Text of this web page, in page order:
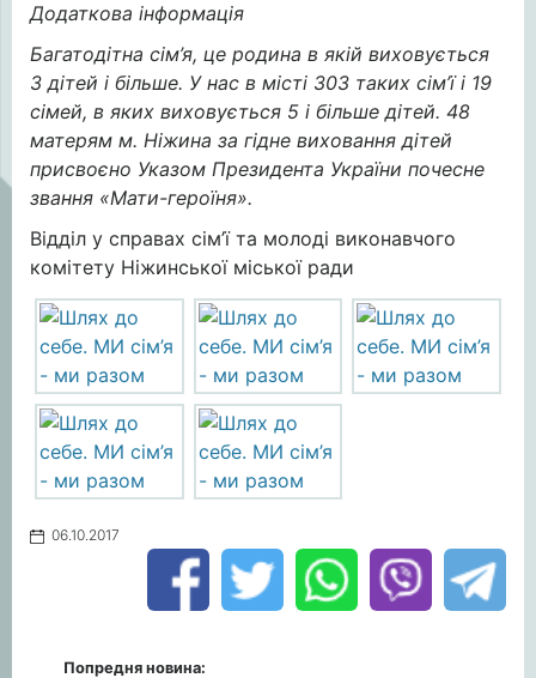
Додаткова інформація
Багатодітна сім’я, це родина в якій виховується
3 дітей і більше. У нас в місті 303 таких сім’ї і 19
сімей, в яких виховується 5 і більше дітей. 48
матерям м. Ніжина за гідне виховання дітей
присвоєно Указом Президента України почесне
звання «Мати-героїня».
Відділ у справах сім’ї та молоді виконавчого
комітету Ніжинської міської ради
06.10.2017
Попредня новина: